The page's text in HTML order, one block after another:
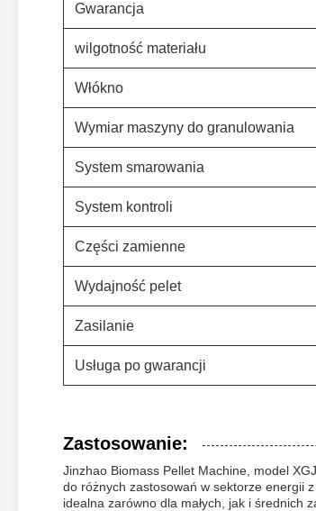
Gwarancja
wilgotność materiału
Włókno
Wymiar maszyny do granulowania
System smarowania
System kontroli
Części zamienne
Wydajność pelet
Zasilanie
Usługa po gwarancji
Zastosowanie:
Jinzhao Biomass Pellet Machine, model
do różnych zastosowań w sektorze energii
idealna zarówno dla małych, jak i średnich